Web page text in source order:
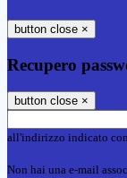
button close ×
Recupero
button close ×
all'indirizzo indicato
Non hai una e-mail